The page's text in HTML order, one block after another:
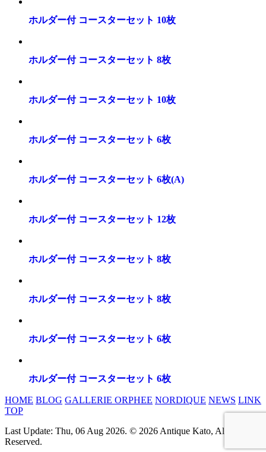
ホルダー付 コースターセット 10枚
ホルダー付 コースターセット 8枚
ホルダー付 コースターセット 10枚
ホルダー付 コースターセット 6枚
ホルダー付 コースターセット 6枚(A)
ホルダー付 コースターセット 12枚
ホルダー付 コースターセット 8枚
ホルダー付 コースターセット 8枚
ホルダー付 コースターセット 6枚
ホルダー付 コースターセット 6枚
HOME BLOG GALLERIE ORPHEE NORDIQUE NEWS LINK
TOP
Last Update: Thu, 06 Aug 2026. © 2026 Antique Kato, All rights
Reserved.